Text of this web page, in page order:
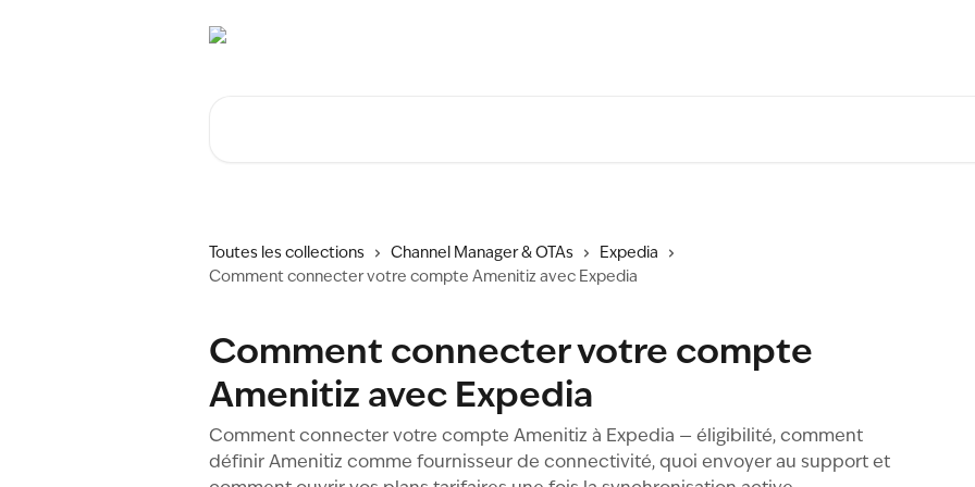
Toutes les collections Channel Manager & OTAs
Expedia
Comment connecter votre compte Amenitiz avec Expedia
Comment connecter votre compte
Amenitiz avec Expedia
Comment connecter votre compte Amenitiz à Expedia — éligibilité, comment
définir Amenitiz comme fournisseur de connectivité, quoi envoyer au support et